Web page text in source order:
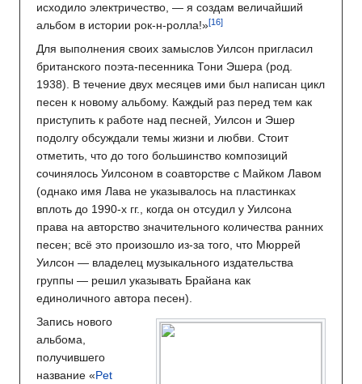
исходило электричество, — я создам величайший
альбом в истории рок-н-ролла!»
Для выполнения своих замыслов Уилсон пригласил
британского поэта-песенника Тони Эшера (род.
1938). В течение двух месяцев ими был написан цикл
песен к новому альбому. Каждый раз перед тем как
приступить к работе над песней, Уилсон и Эшер
подолгу обсуждали темы жизни и любви. Стоит
отметить, что до того большинство композиций
сочинялось Уилсоном в соавторстве с Майком Лавом
(однако имя Лава не указывалось на пластинках
вплоть до 1990-х гг., когда он отсудил у Уилсона
права на авторство значительного количества ранних
песен; всё это произошло из-за того, что Мюррей
Уилсон — владелец музыкального издательства
группы — решил указывать Брайана как
единоличного автора песен).
Запись нового
альбома,
получившего
название «Pet